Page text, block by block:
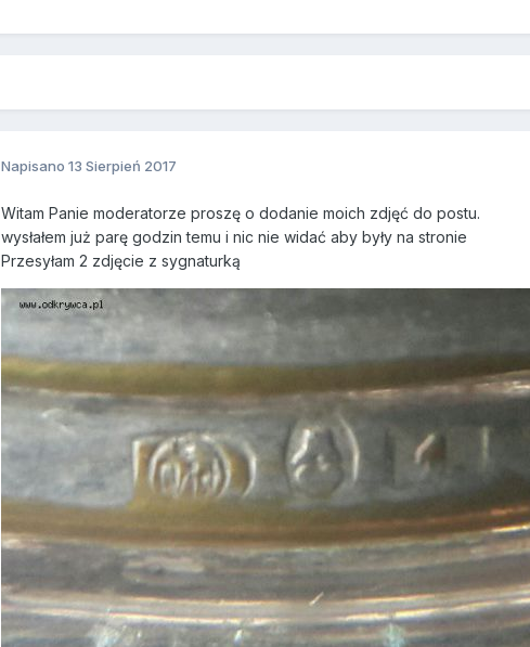
Napisano13 Sierpień 2017
Witam Panie moderatorze proszę o dodanie moich zdjęć do postu.
wysłałem już parę godzin temu i nic nie widać aby były na stronie
Przesyłam 2 zdjęcie z sygnaturką